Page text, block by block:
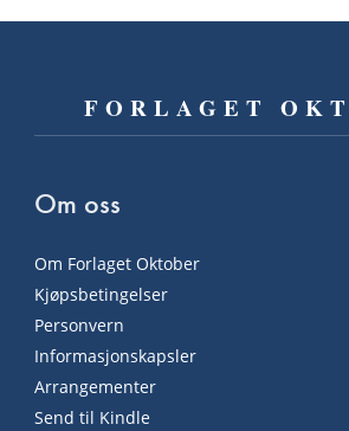
FORLAGET
Om oss
Om Forlaget Oktober
Kjøpsbetingelser
Personvern
Informasjonskapsler
Arrangementer
Send til Kindle